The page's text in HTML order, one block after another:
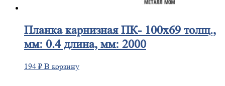
Планкакарнизная ПК- 100х69 толщ.,
мм: 0.4 длина, мм: 2000
194 ₽ В корзину